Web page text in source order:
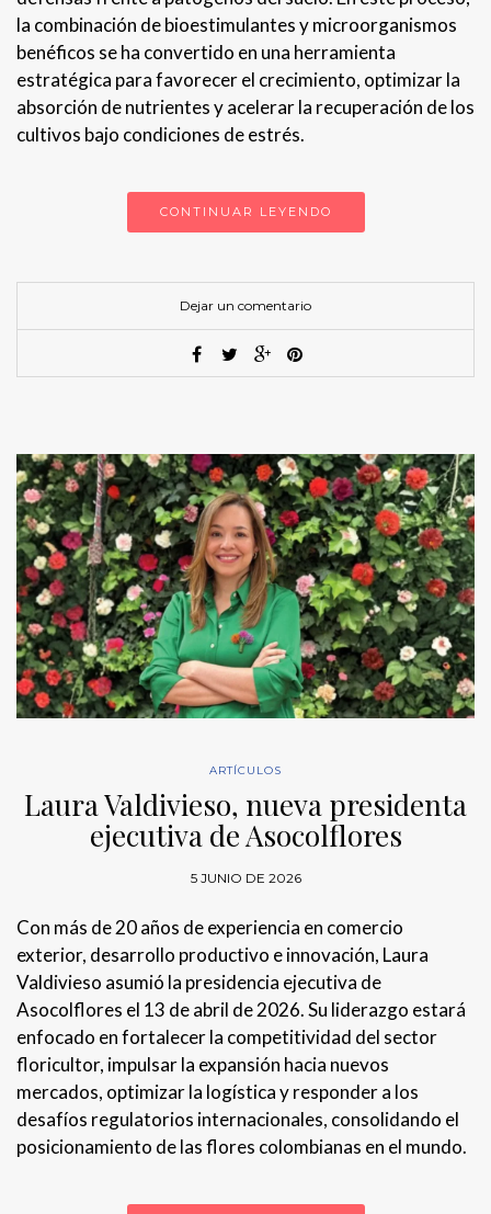
la combinación de bioestimulantes y microorganismos
benéficos se ha convertido en una herramienta
estratégica para favorecer el crecimiento, optimizar la
absorción de nutrientes y acelerar la recuperación de los
cultivos bajo condiciones de estrés.
CONTINUAR LEYENDO
Dejar un comentario
ARTÍCULOS
Laura Valdivieso, nueva presidenta
ejecutiva de Asocolflores
5 JUNIO DE 2026
Con más de 20 años de experiencia en comercio
exterior, desarrollo productivo e innovación, Laura
Valdivieso asumió la presidencia ejecutiva de
Asocolflores el 13 de abril de 2026. Su liderazgo estará
enfocado en fortalecer la competitividad del sector
floricultor, impulsar la expansión hacia nuevos
mercados, optimizar la logística y responder a los
desafíos regulatorios internacionales, consolidando el
posicionamiento de las flores colombianas en el mundo.